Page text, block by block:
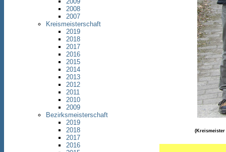
2008
2007
Kreismeisterschaft
2019
2018
2017
2016
2015
2014
2013
2012
2011
2010
2009
Bezirksmeisterschaft
2019
2018
2017
2016